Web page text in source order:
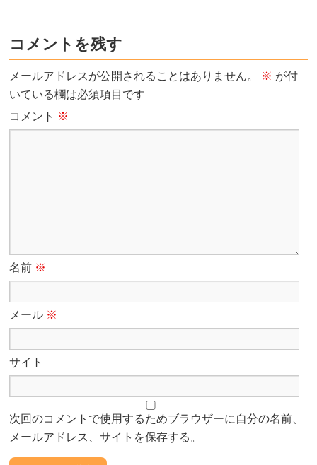
コメントを残す
メールアドレスが公開されることはありません。 ※ が付
いている欄は必須項目です
コメント ※
名前 ※
メール ※
サイト
次回のコメントで使用するためブラウザーに自分の名前、
メールアドレス、サイトを保存する。